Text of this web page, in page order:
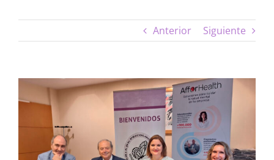
Anterior Siguiente
imagen